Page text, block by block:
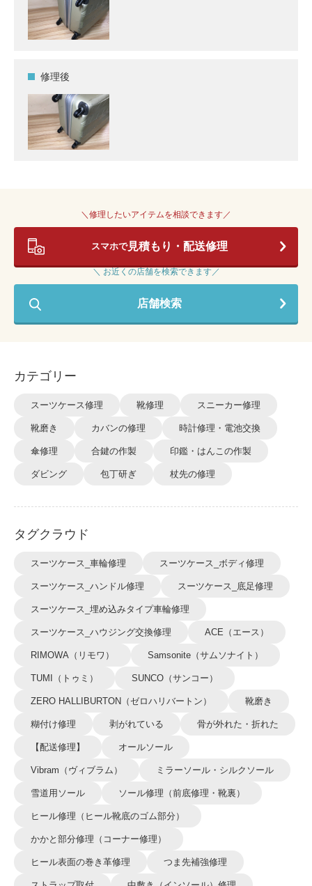
修理後
＼修理したいアイテムを相談できます／
スマホで見積もり・配送修理
＼ お近くの店舗を検索できます／
店舗検索
カテゴリー
スーツケース修理 靴修理 スニーカー修理
靴磨き カバンの修理 時計修理・電池交換
傘修理 合鍵の作製 印鑑・はんこの作製
ダビング 包丁研ぎ 杖先の修理
タグクラウド
スーツケース_車輪修理 スーツケース_ボディ修理
スーツケース_ハンドル修理 スーツケース_底足修理
スーツケース_埋め込みタイプ車輪修理
スーツケース_ハウジング交換修理 ACE（エース）
RIMOWA（リモワ） Samsonite（サムソナイト）
TUMI（トゥミ） SUNCO（サンコー）
ZERO HALLIBURTON（ゼロハリバートン） 靴磨き
糊付け修理 剥がれている 骨が外れた・折れた
【配送修理】 オールソール
Vibram（ヴィブラム） ミラーソール・シルクソール
雪道用ソール ソール修理（前底修理・靴裏）
ヒール修理（ヒール靴底のゴム部分）
かかと部分修理（コーナー修理）
ヒール表面の巻き革修理 つま先補強修理